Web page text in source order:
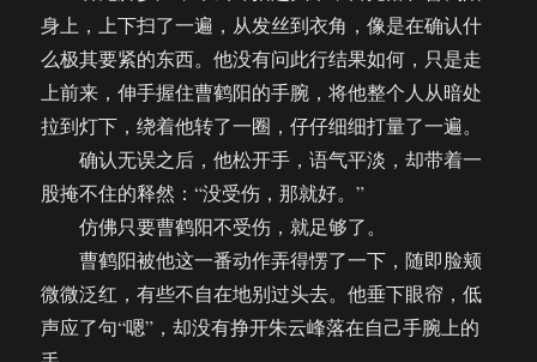
身上，上下扫了一遍，从发丝到衣角，像是在确认什
么极其要紧的东西。他没有问此行结果如何，只是走
上前来，伸手握住曹鹤阳的手腕，将他整个人从暗处
拉到灯下，绕着他转了一圈，仔仔细细打量了一遍。
确认无误之后，他松开手，语气平淡，却带着一
股掩不住的释然：“没受伤，那就好。”
仿佛只要曹鹤阳不受伤，就足够了。
曹鹤阳被他这一番动作弄得愣了一下，随即脸颊
微微泛红，有些不自在地别过头去。他垂下眼帘，低
声应了句“嗯”，却没有挣开朱云峰落在自己手腕上的